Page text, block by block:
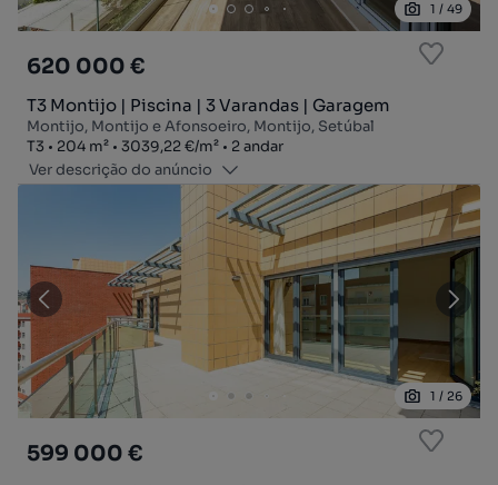
1 / 49
620 000 €
T3 Montijo | Piscina | 3 Varandas | Garagem
Montijo, Montijo e Afonsoeiro, Montijo, Setúbal
Tipologia
T3
Zona204 m²
Preço por metro quadrado
3039,22 €/m²
Andar
2 andar
Ver descrição do anúncio
1 / 26
599 000 €